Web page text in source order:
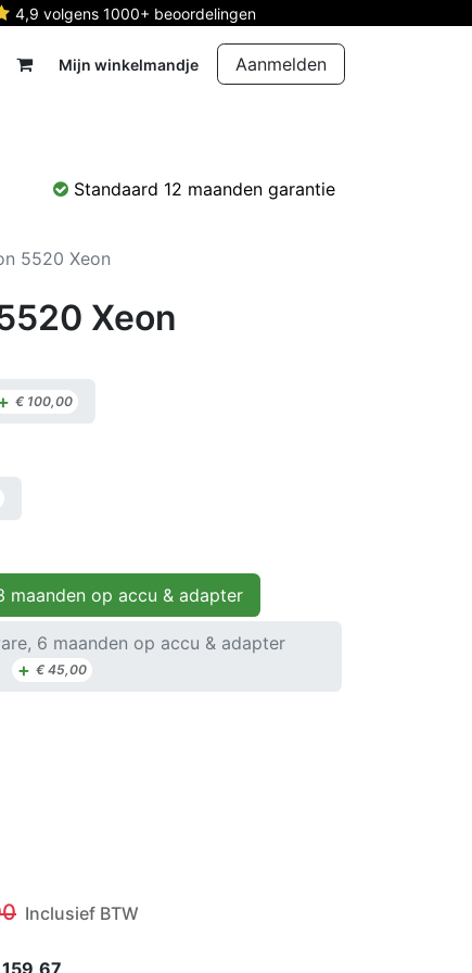
4,9 volgens 1000+ beoordelingen
Mijn winkelmandje Aanmelden
Standaard 12 maanden garantie
5520 Xeon
Xeon
€ 100,00
maanden op accu & adapter
6 maanden op accu & adapter
+ € 45,00
Inclusief BTW